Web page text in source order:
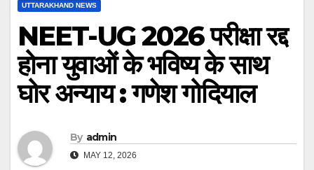
UTTARAKHAND NEWS
NEET-UG 2026 परीक्षा रद्द
होना युवाओं के भविष्य के साथ
घोर अन्याय : गणेश गोदियाल
By admin
MAY 12, 2026